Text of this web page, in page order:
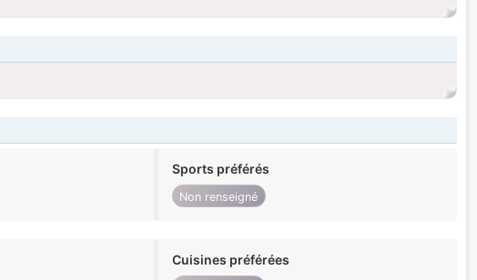
Sports préférés
Non renseigné
Cuisines préférées